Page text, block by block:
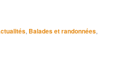
, Balades et randonnées,